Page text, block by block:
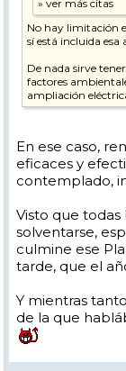
No hay limitación
sí está incluida esa
De nada sirve
factores
ampliación
En ese caso,
eficaces y
contemplado,
Visto que todas
solventarse,
culmine ese
tarde, que el
Y mientras
de la que